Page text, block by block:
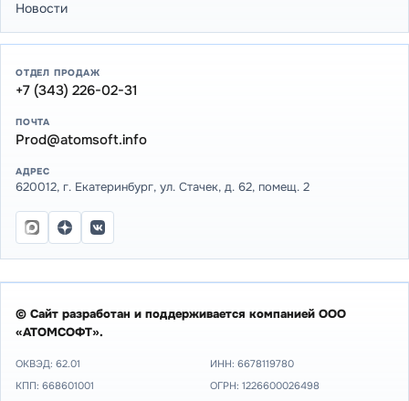
Новости
ОТДЕЛ ПРОДАЖ
+7 (343) 226-02-31
ПОЧТА
Prod@atomsoft.info
АДРЕС
620012, г. Екатеринбург, ул. Стачек, д. 62, помещ. 2
© Сайт разработан и поддерживается компанией ООО
«АТОМСОФТ».
ОКВЭД: 62.01 ИНН: 6678119780
КПП: 668601001
ОГРН: 1226600026498